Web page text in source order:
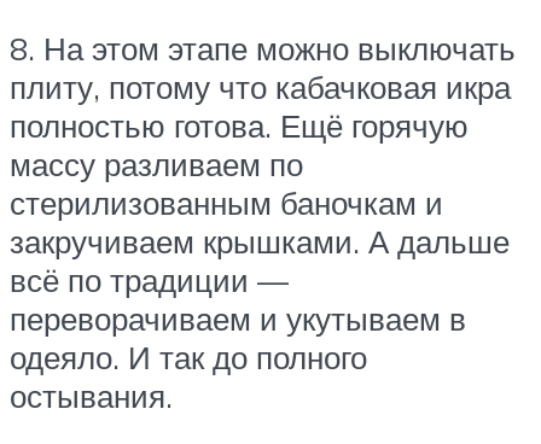
8. На этом этапе можно выключать
плиту, потому что кабачковая икра
полностью готова. Ещё горячую
массу разливаем по
стерилизованным баночкам и
закручиваем крышками. А дальше
всё по традиции —
переворачиваем и укутываем в
одеяло. И так до полного
остывания.